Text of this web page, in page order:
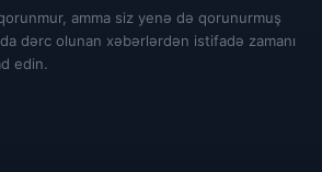
amma siz yenə də qorunurmuş
dərc olunan xəbərlərdən istifadə zamanı
edin.